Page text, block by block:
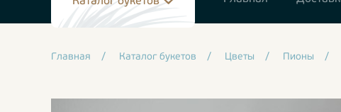
Главная / Каталог букетов / Цветы / Пионы /